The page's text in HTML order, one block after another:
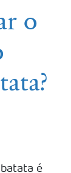
o
é